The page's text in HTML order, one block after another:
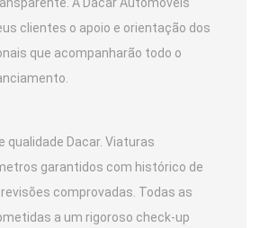
A Dacar Automóveis
clientes o apoio e orientação dos
que acompanharão todo o
qualidade Dacar. Viaturas
garantidos com histórico de
comprovadas. Todas as
a um rigoroso check-up